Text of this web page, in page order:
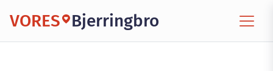
VORES Bjerringbro